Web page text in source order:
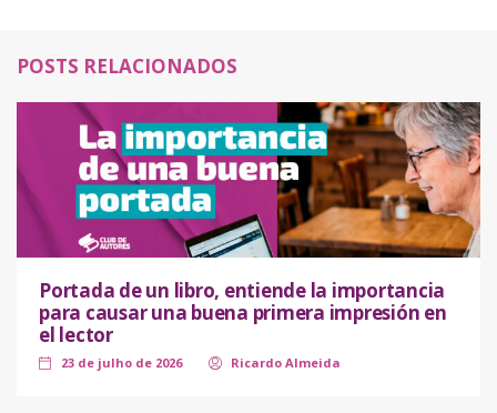
POSTS RELACIONADOS
Portada de un libro, entiende la importancia
para causar una buena primera impresión en
el lector
23 de julho de 2026 Ricardo Almeida